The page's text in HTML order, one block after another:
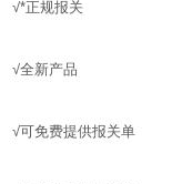
√*正规报关
√全新产品
√可免费提供报关单